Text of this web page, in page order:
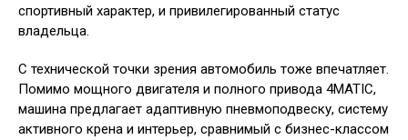
спортивный характер, и привилегированный статус
владельца.
С технической точки зрения автомобиль тоже впечатляет.
Помимо мощного двигателя и полного привода 4MATIC,
машина предлагает адаптивную пневмоподвеску, систему
активного крена и интерьер, сравнимый с бизнес-классом